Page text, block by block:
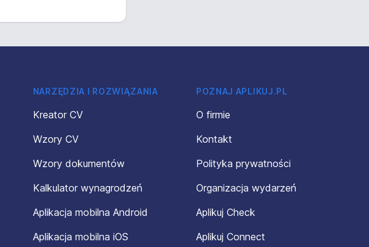
NARZĘDZIA I ROZWIĄZANIA
Kreator CV
Wzory CV
Wzory dokumentów
Kalkulator wynagrodzeń
Aplikacja mobilna Android
Aplikacja mobilna iOS
POZNAJ APLIKUJ.PL
O firmie
Kontakt
Polityka prywatności
Organizacja wydarzeń
Aplikuj Check
Aplikuj Connect